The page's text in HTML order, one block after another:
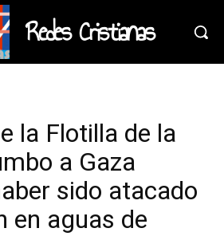
Redes Cristianas
la Flotilla de la
a Gaza
sido atacado
en aguas de